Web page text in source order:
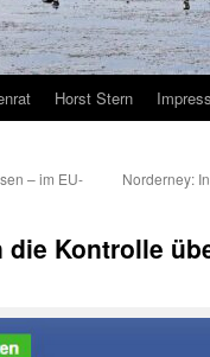
Horst Stern
– im EU-
Norderney:
die Kontrolle